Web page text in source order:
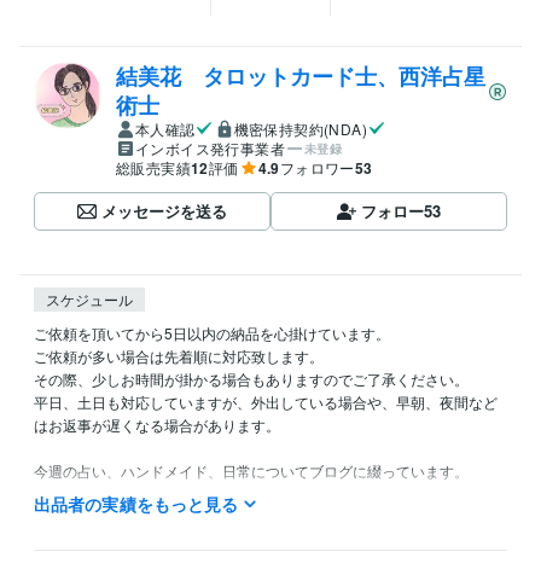
結美花 タロットカード士、西洋占星
術士
本人確認
機密保持契約(NDA)
インボイス発行事業者
未登録
総販売実績12評価 4.9フォロワー53
メッセージを送る フォロー53
スケジュール
ご依頼を頂いてから5日以内の納品を心掛けています。
ご依頼が多い場合は先着順に対応致します。
その際、少しお時間が掛かる場合もありますのでご了承ください。
平日、土日も対応していますが、外出している場合や、早朝、夜間など
はお返事が遅くなる場合があります。
今週の占い、ハンドメイド、日常についてブログに綴っています。
宜しければご覧になって頂けると嬉しいです。
デザイナー / Webデザイナー 経験年数 : 1年
出品者の実績をもっと見る